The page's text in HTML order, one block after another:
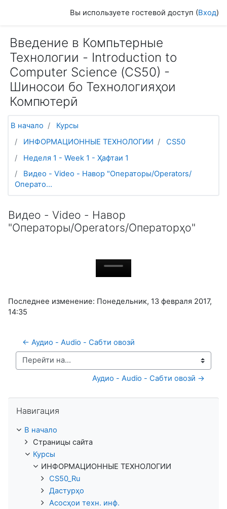
Вы используете гостевой доступ (Вход)
Введение в Компьтерные
Технологии - Introduction to
Computer Science (СS50) -
Шиносои бо Технологияҳои
Компютерӣ
В начало
Курсы
ИНФОРМАЦИОННЫЕ ТЕХНОЛОГИИ
CS50
Неделя 1 - Week 1 - Ҳафтаи 1
Видео - Video - Навор "Операторы/Operators/
Операто...
Видео - Video - Навор
"Операторы/Operators/Операторҳо"
Последнее изменение: Понедельник, 13 февраля 2017,
14:35
← Аудио - Audio - Сабти овозӣ
Перейти на...
Аудио - Audio - Сабти овозӣ →
Навигация
В начало
Страницы сайта
Курсы
ИНФОРМАЦИОННЫЕ ТЕХНОЛОГИИ
CS50_Ru
Дастурҳо
Асосҳои техн. инф.